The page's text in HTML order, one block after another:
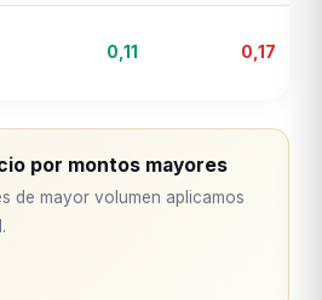
0,11 0,17
por montos mayores
de mayor volumen aplicamos